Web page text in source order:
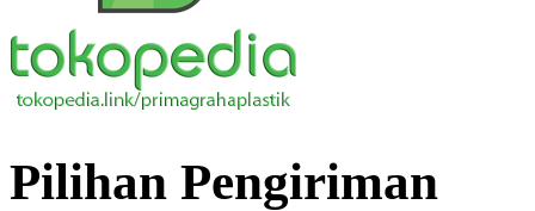
Pilihan Pengiriman